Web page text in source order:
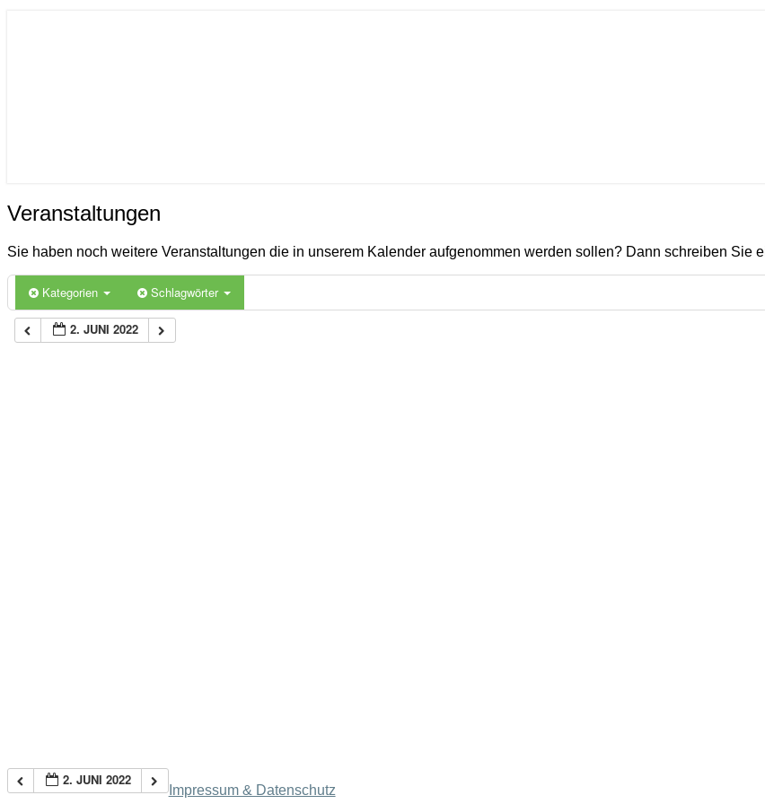
Veranstaltungen
Veranstaltungen
Sie haben noch weitere Veranstaltungen die in unserem Kalender aufgenommen werden sollen? Dann schreiben Sie
Kategorien Schlagwörter
2. JUNI 2022
2. JUNI 2022
Impressum & Datenschutz